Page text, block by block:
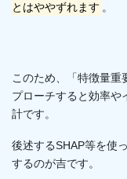
とはややずれます 。
このため、「特徴量重
プローチすると効率や
計です。
後述するSHAP等を使
するのが吉です。